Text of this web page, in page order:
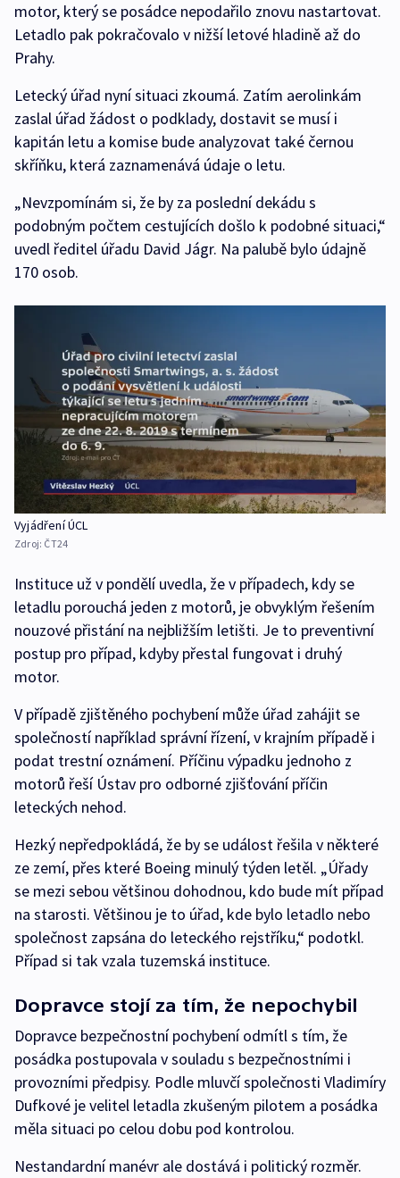
motor, který se posádce nepodařilo znovu nastartovat.
Letadlo pak pokračovalo v nižší letové hladině až do
Prahy.
Letecký úřad nyní situaci zkoumá. Zatím aerolinkám
zaslal úřad žádost o podklady, dostavit se musí i
kapitán letu a komise bude analyzovat také černou
skříňku, která zaznamenává údaje o letu.
„Nevzpomínám si, že by za poslední dekádu s
podobným počtem cestujících došlo k podobné situaci,“
uvedl ředitel úřadu David Jágr. Na palubě bylo údajně
170 osob.
Vyjádření ÚCL
Zdroj: ČT24
Instituce už v pondělí uvedla, že v případech, kdy se
letadlu porouchá jeden z motorů, je obvyklým řešením
nouzové přistání na nejbližším letišti. Je to preventivní
postup pro případ, kdyby přestal fungovat i druhý
motor.
V případě zjištěného pochybení může úřad zahájit se
společností například správní řízení, v krajním případě i
podat trestní oznámení. Příčinu výpadku jednoho z
motorů řeší Ústav pro odborné zjišťování příčin
leteckých nehod.
Hezký nepředpokládá, že by se událost řešila v některé
ze zemí, přes které Boeing minulý týden letěl. „Úřady
se mezi sebou většinou dohodnou, kdo bude mít případ
na starosti. Většinou je to úřad, kde bylo letadlo nebo
společnost zapsána do leteckého rejstříku,“ podotkl.
Případ si tak vzala tuzemská instituce.
Dopravce stojí za tím, že nepochybil
Dopravce bezpečnostní pochybení odmítl s tím, že
posádka postupovala v souladu s bezpečnostními i
provozními předpisy. Podle mluvčí společnosti Vladimíry
Dufkové je velitel letadla zkušeným pilotem a posádka
měla situaci po celou dobu pod kontrolou.
Nestandardní manévr ale dostává i politický rozměr.